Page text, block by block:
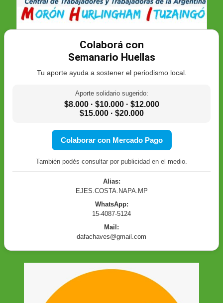
Colaborá con
Semanario Huellas
Tu aporte ayuda a sostener el periodismo local.
Aporte solidario sugerido:
$8.000 · $10.000 · $12.000
$15.000 · $20.000
Colaborar con Mercado Pago
También podés consultar por publicidad en el medio.
Alias:
EJES.COSTA.NAPA.MP
WhatsApp:
15-4087-5124
Mail:
dafachaves@gmail.com